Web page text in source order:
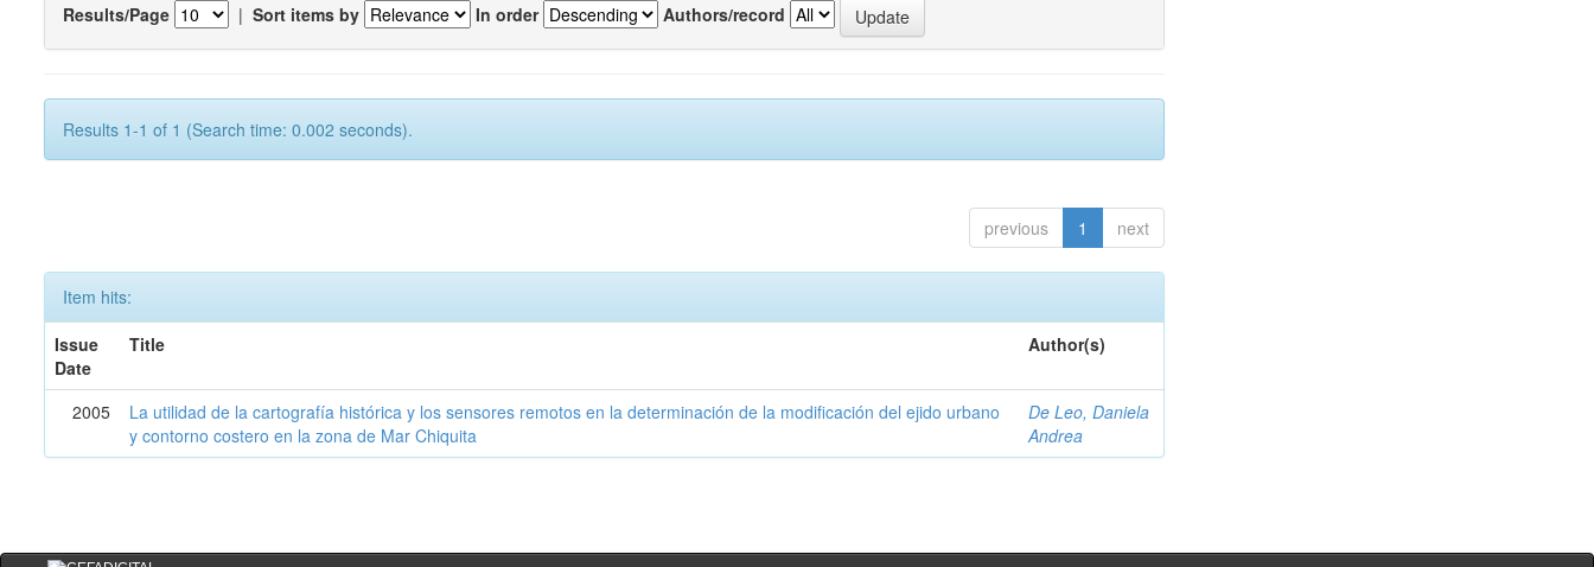
Results/Page | Sort items by In order Authors/record
Results 1-1 of 1 (Search time: 0.002 seconds).
previous 1 next
Item hits:
Issue
Date
Title Author(s)
2005
La utilidad de la cartografía histórica y los sensores remotos en la determinación de la modificación del ejido urbano
y contorno costero en la zona de Mar Chiquita
De Leo, Daniela
Andrea